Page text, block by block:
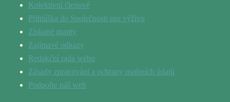
Kolektivní členové
Přihláška do Společnosti pro výživu
Získané granty
Zajímavé odkazy
Redakční rada webu
Zásady zpracování a ochrany osobních údajů
Podpořte náš web